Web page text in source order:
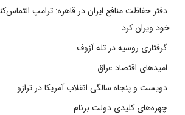
دفتر حفاظت منافع ایران در قاهره: ترامپ
خود ویران کرد
گرفتاری روسیه در تله آزوف
امیدهای اقتصاد عراق
دویست و پنجاه سالگی انقلاب آمریکا در ترازو
چهره‌های کلیدی دولت برنام